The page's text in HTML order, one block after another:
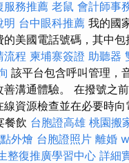
服務推薦 老鼠 會計師事
明 台中眼科推薦 我的國
美國電話號碼，其中包
流程 柬埔寨簽證 助聽器
該平台包含呼叫管理，
善溝通體驗。 在撥號之
線資源檢查並在必要時
餐飲 台胞證高雄 桃園搬
外燴 台胞證照片 離婚
整復推廣學習中心 詳細